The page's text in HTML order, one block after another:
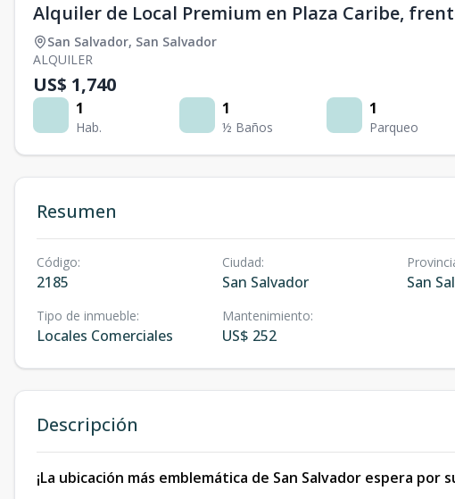
Alquiler de Local Premium en Plaza Caribe,
San Salvador, San Salvador
ALQUILER
US$ 1,740
1
Hab.
1
½ Baños
1
Parqueo
Resumen
Código:
2185
Ciudad:
San Salvador San
Tipo de inmueble:
Locales Comerciales
Mantenimiento:
US$ 252
Descripción
¡La ubicación más emblemática de San Salvador espera por